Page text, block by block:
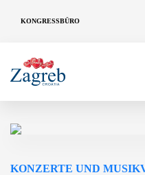
KONGRESSBÜRO
KONZERTE UND